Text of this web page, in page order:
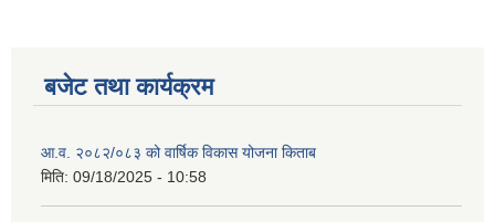
बजेट तथा कार्यक्रम
आ.व. २०८२/०८३ को वार्षिक विकास योजना किताब
मिति: 09/18/2025 - 10:58